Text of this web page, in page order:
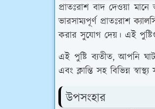
প্রাতঃরাশ বাদ দেওয়া
ভারসাম্যপূর্ণ প্রাতঃরাশ
করার সুযোগ দেয়। এই
এই পুষ্টি ব্যতীত, আপনি
এবং ক্লান্তি সহ বিভিন্ন
উপসংহার